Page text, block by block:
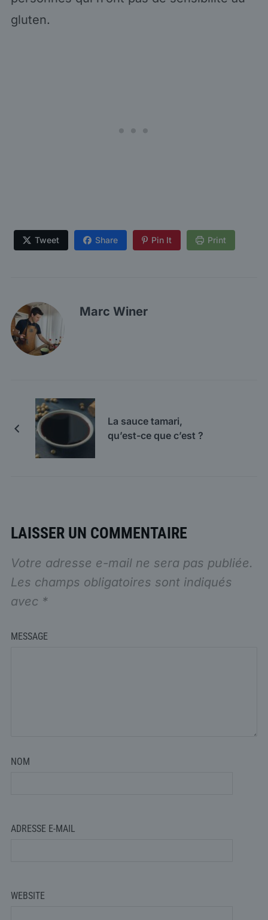
gluten.
Tweet Share Pin It Print
Marc Winer
La sauce tamari,
qu’est-ce que c’est ?
LAISSER UN COMMENTAIRE
Votre adresse e-mail ne sera pas publiée.
Les champs obligatoires sont indiqués
avec *
MESSAGE
NOM
ADRESSE E-MAIL
WEBSITE